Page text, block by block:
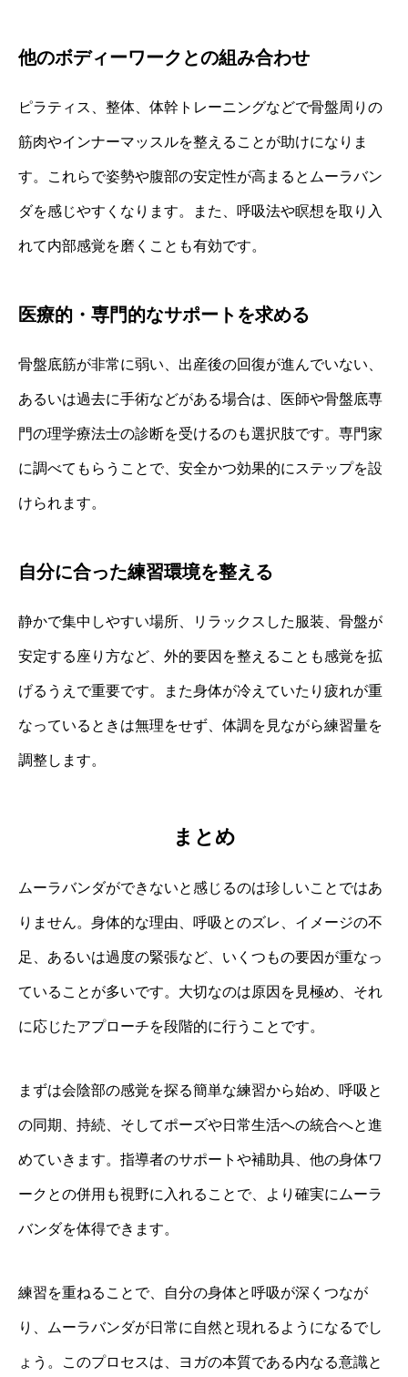
他のボディーワークとの組み合わせ
ピラティス、整体、体幹トレーニングなどで骨盤周りの
筋肉やインナーマッスルを整えることが助けになりま
す。これらで姿勢や腹部の安定性が高まるとムーラバン
ダを感じやすくなります。また、呼吸法や瞑想を取り入
れて内部感覚を磨くことも有効です。
医療的・専門的なサポートを求める
骨盤底筋が非常に弱い、出産後の回復が進んでいない、
あるいは過去に手術などがある場合は、医師や骨盤底専
門の理学療法士の診断を受けるのも選択肢です。専門家
に調べてもらうことで、安全かつ効果的にステップを設
けられます。
自分に合った練習環境を整える
静かで集中しやすい場所、リラックスした服装、骨盤が
安定する座り方など、外的要因を整えることも感覚を拡
げるうえで重要です。また身体が冷えていたり疲れが重
なっているときは無理をせず、体調を見ながら練習量を
調整します。
まとめ
ムーラバンダができないと感じるのは珍しいことではあ
りません。身体的な理由、呼吸とのズレ、イメージの不
足、あるいは過度の緊張など、いくつもの要因が重なっ
ていることが多いです。大切なのは原因を見極め、それ
に応じたアプローチを段階的に行うことです。
まずは会陰部の感覚を探る簡単な練習から始め、呼吸と
の同期、持続、そしてポーズや日常生活への統合へと進
めていきます。指導者のサポートや補助具、他の身体ワ
ークとの併用も視野に入れることで、より確実にムーラ
バンダを体得できます。
練習を重ねることで、自分の身体と呼吸が深くつなが
り、ムーラバンダが日常に自然と現れるようになるでし
ょう。このプロセスは、ヨガの本質である内なる意識と